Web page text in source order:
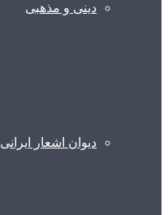
دینی و مذهبی
دیوان اشعار ایرانی